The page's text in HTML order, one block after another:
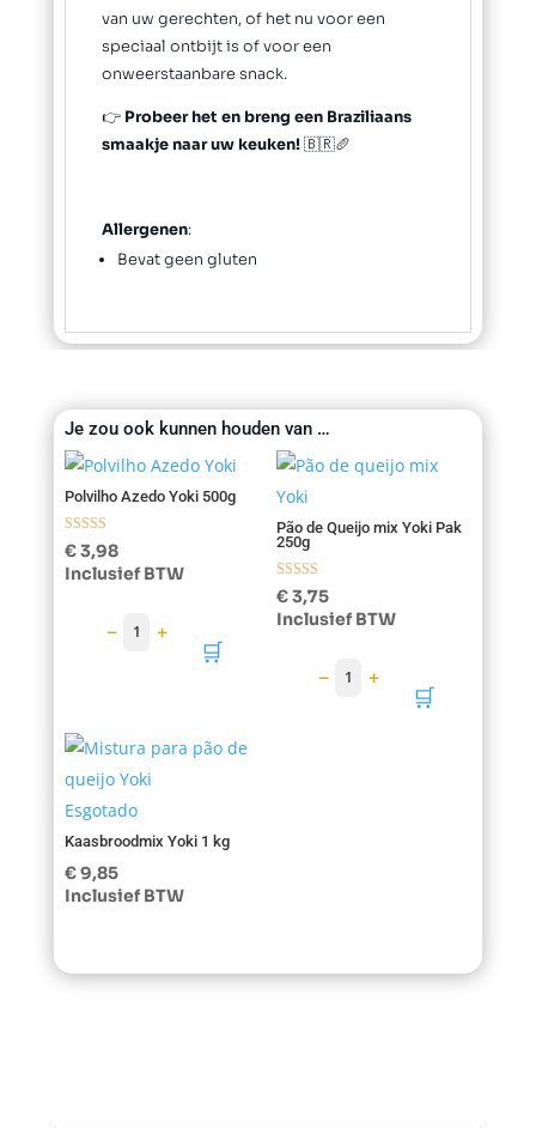
van uw gerechten, of het nu voor een
speciaal ontbijt is of voor een
onweerstaanbare snack.
👉 Probeer het en breng een Braziliaans
smaakje naar uw keuken!🇧🇷🥖
Allergenen:
Bevat geen gluten
Je zou ook kunnen houden van …
Polvilho Azedo Yoki 500g
Gewaardeerd
5.00
uit 5
€3,98
Inclusief BTW
− 1 +
🛒
Pão de Queijo mix Yoki Pak
250g
Gewaardeerd
5.00
uit 5
€3,75
Inclusief BTW
− 1 +
🛒
Esgotado
Kaasbroodmix Yoki 1 kg
€9,85
Inclusief BTW